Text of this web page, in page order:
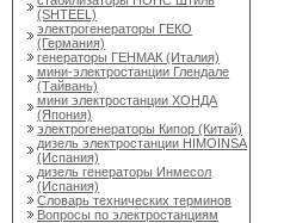
(SHTEEL)
электрогенераторы ГЕКО
(Германия)
генераторы ГЕНМАК (Италия)
мини-электростанции Глендале
(Тайвань)
мини электростанции ХОНДА
(Япония)
электрогенераторы Кипор (Китай)
дизель электростанции HIMOINSA
(Испания)
дизель генераторы Инмесол
(Испания)
Словарь технических терминов
Вопросы по электростанциям